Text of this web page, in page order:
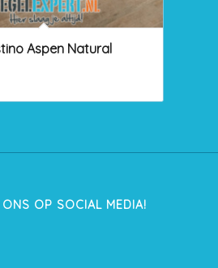
Aspen Natural
OP SOCIAL MEDIA!